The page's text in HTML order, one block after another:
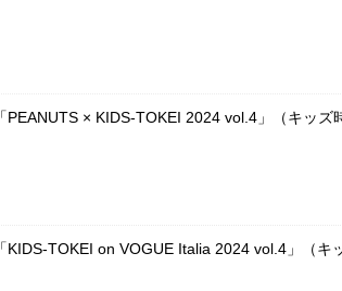
「PEANUTS × KIDS-TOKEI 2024 vol.4」（キッ
「KIDS-TOKEI on VOGUE Italia 2024 vol.4」（